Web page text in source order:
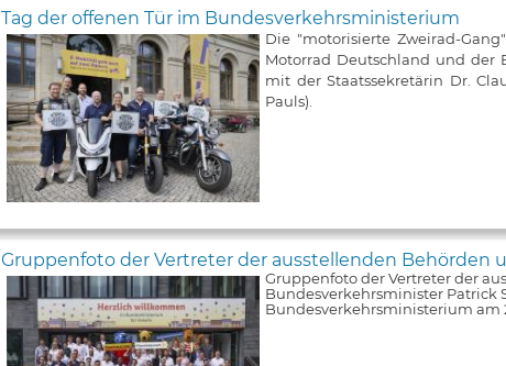
Tag der offenen Tür im Bundesverkehrsministerium
Die "motorisierte Zweirad-
Motorrad Deutschland und der
mit der Staatssekretärin Dr.
Pauls).
Gruppenfoto der Vertreter der ausstellenden Behörden
Gruppenfoto der Vertreter der
Bundesverkehrsminister Patrick
Bundesverkehrsministerium am